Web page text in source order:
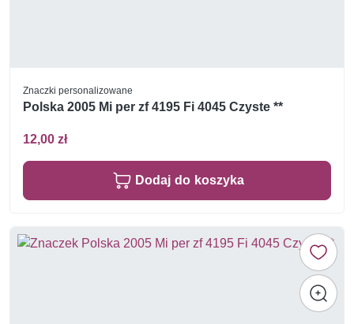
Znaczki personalizowane
Polska 2005 Mi per zf 4195 Fi 4045 Czyste **
12,00 zł
Dodaj do koszyka